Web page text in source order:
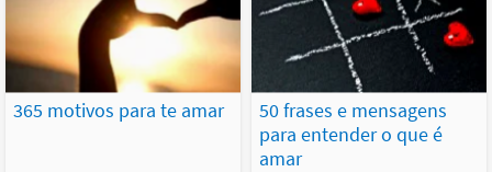
365 motivos para te amar
50 frases e mensagens
para entender o que é
amar